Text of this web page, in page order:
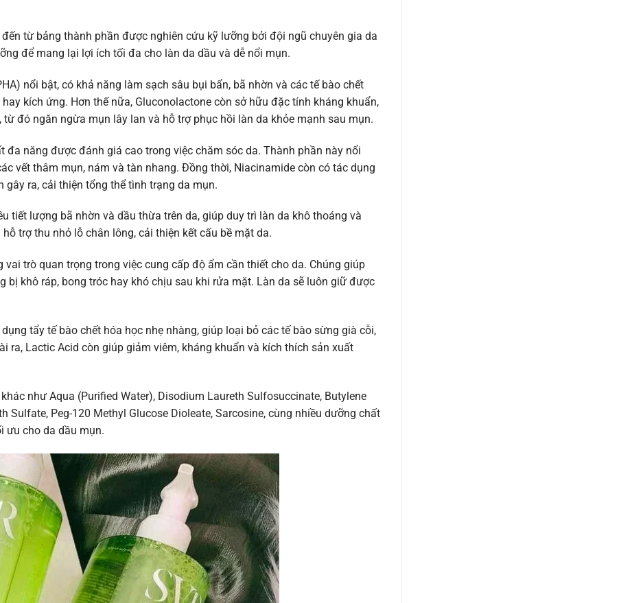
từ bảng thành phần được nghiên cứu kỹ lưỡng bởi đội ngũ chuyên gia da
để mang lại lợi ích tối đa cho làn da dầu và dễ nổi mụn.
nổi bật, có khả năng làm sạch sâu bụi bẩn, bã nhờn và các tế bào chết
kích ứng. Hơn thế nữa, Gluconolactone còn sở hữu đặc tính kháng khuẩn,
đó ngăn ngừa mụn lây lan và hỗ trợ phục hồi làn da khỏe mạnh sau mụn.
năng được đánh giá cao trong việc chăm sóc da. Thành phần này nổi
vết thâm mụn, nám và tàn nhang. Đồng thời, Niacinamide còn có tác dụng
ra, cải thiện tổng thể tình trạng da mụn.
tiết lượng bã nhờn và dầu thừa trên da, giúp duy trì làn da khô thoáng và
trợ thu nhỏ lỗ chân lông, cải thiện kết cấu bề mặt da.
vai trò quan trọng trong việc cung cấp độ ẩm cần thiết cho da. Chúng giúp
bị khô ráp, bong tróc hay khó chịu sau khi rửa mặt. Làn da sẽ luôn giữ được
tẩy tế bào chết hóa học nhẹ nhàng, giúp loại bỏ các tế bào sừng già cỗi,
ra, Lactic Acid còn giúp giảm viêm, kháng khuẩn và kích thích sản xuất
như Aqua (Purified Water), Disodium Laureth Sulfosuccinate, Butylene
Sulfate, Peg-120 Methyl Glucose Dioleate, Sarcosine, cùng nhiều dưỡng chất
ưu cho da dầu mụn.